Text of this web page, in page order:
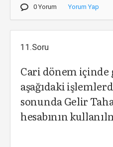
0 Yorum Yorum Yap
11.Soru
Cari dönem içinde
aşağıdaki
sonunda Gelir
hesabının